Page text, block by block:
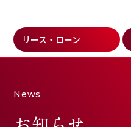
リース・ローン
News